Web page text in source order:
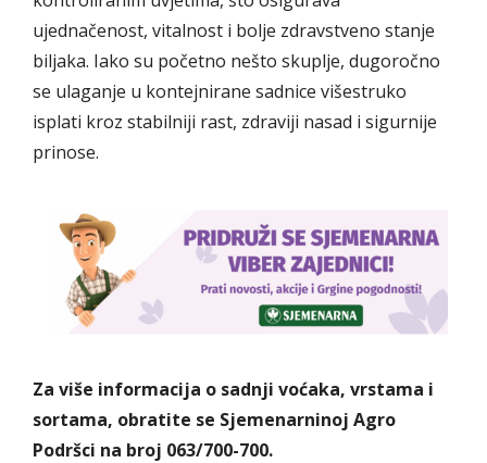
ujednačenost, vitalnost i bolje zdravstveno stanje
biljaka. Iako su početno nešto skuplje, dugoročno
se ulaganje u kontejnirane sadnice višestruko
isplati kroz stabilniji rast, zdraviji nasad i sigurnije
prinose.
Za više informacija o sadnji voćaka, vrstama i
sortama, obratite se Sjemenarninoj Agro
Podršci na broj 063/700-700.